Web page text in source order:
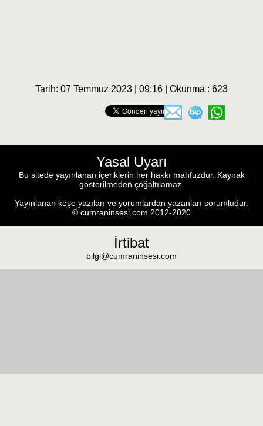
Tarih: 07 Temmuz 2023 | 09:16 | Okunma : 623
Yasal Uyarı
Bu sitede yayınlanan içeriklerin her hakkı mahfuzdur. Kaynak
gösterilmeden çoğaltılamaz.
Yayınlanan köşe yazıları ve yorumlardan yazanları sorumludur.
© cumraninsesi.com 2012-2020
İrtibat
bilgi@cumraninsesi.com